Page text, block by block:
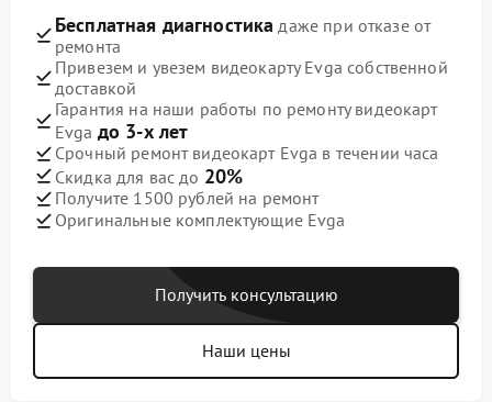
Бесплатная диагностика даже при отказе от
ремонта
Привезем и увезем видеокарту Evga собственной
доставкой
Гарантия на наши работы по ремонту видеокарт
Evga до 3-х лет
Срочный ремонт видеокарт Evga в течении часа
Скидка для вас до 20%
Получите 1500 рублей на ремонт
Оригинальные комплектующие Evga
Получить консультацию
Наши цены